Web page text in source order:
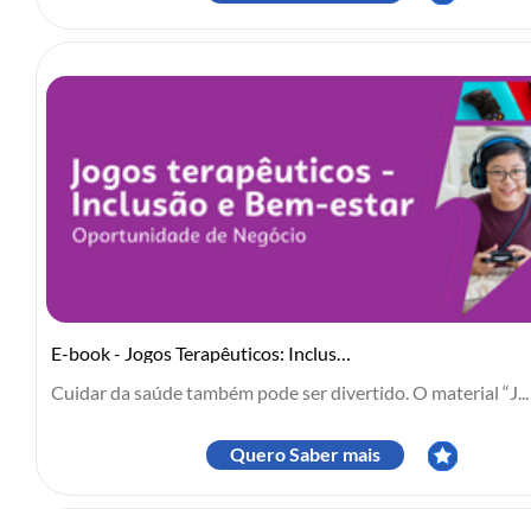
E-book - Jogos Terapêuticos: Inclusão e Bem-Estar
Cuidar da saúde também pode ser divertido. O material “J...
Quero Saber mais